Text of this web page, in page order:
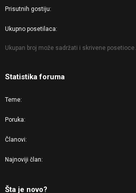
Prisutnih gostiju
Ukupno posetilaca
Ukupan broj može sadržati i skrivene posetioce.
Statistika foruma
Teme
Poruka
Članovi
Najnoviji član
Šta je novo?